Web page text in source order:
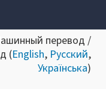
перевод /
(English, Русский,
Українська)